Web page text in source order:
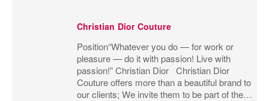
Christian Dior Couture
Position“Whatever you do — for work or
pleasure — do it with passion! Live with
passion!” Christian Dior Christian Dior
Couture offers more than a beautiful brand to
our clients; We invite them to be part of the